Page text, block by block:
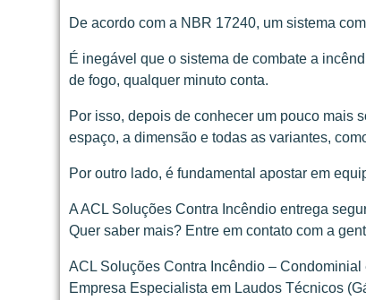
De acordo com a NBR 17240, um sistema
É inegável que o sistema de combate a
de fogo, qualquer minuto conta.
Por isso, depois de conhecer um pouco mais
espaço, a dimensão e todas as variantes,
Por outro lado, é fundamental apostar em
A ACL Soluções Contra Incêndio entrega
Quer saber mais? Entre em contato com a
ACL Soluções Contra Incêndio – Condominial
Empresa Especialista em Laudos Técnicos